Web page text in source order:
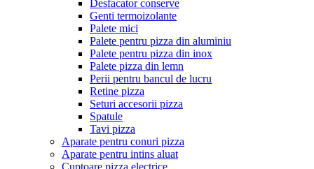
Desfacator conserve
Genti termoizolante
Palete mici
Palete pentru pizza din aluminiu
Palete pentru pizza din inox
Palete pizza din lemn
Perii pentru bancul de lucru
Retine pizza
Seturi accesorii pizza
Spatule
Tavi pizza
Aparate pentru conuri pizza
Aparate pentru intins aluat